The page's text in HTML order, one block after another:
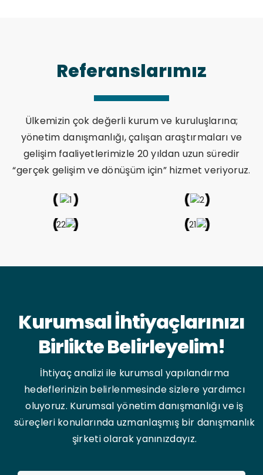
Referanslarımız
Ülkemizin çok değerli kurum ve kuruluşlarına;
yönetim danışmanlığı, çalışan araştırmaları ve
gelişim faaliyetlerimizle 20 yıldan uzun süredir
“gerçek gelişim ve dönüşüm için” hizmet veriyoruz.
Kurumsal İhtiyaçlarınızı
Birlikte Belirleyelim!
İhtiyaç analizi ile kurumsal yapılandırma
hedeflerinizin belirlenmesinde sizlere yardımcı
oluyoruz. Kurumsal yönetim danışmanlığı ve iş
süreçleri konularında uzmanlaşmış bir danışmanlık
şirketi olarak yanınızdayız.